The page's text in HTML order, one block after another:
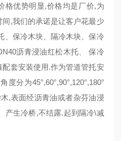
格优势明显,价格均是厂价,为
,我们的承诺是让客户花最少
、保冷木块、隔冷木块、保冷
沥青浸油红松木托、 保冷
套安装使用.作为管道管托安
分为45°,60°,90°,120°,180°
,表面经沥青油或者杂芬油浸
产生冷桥,不结露.起到隔冷\减